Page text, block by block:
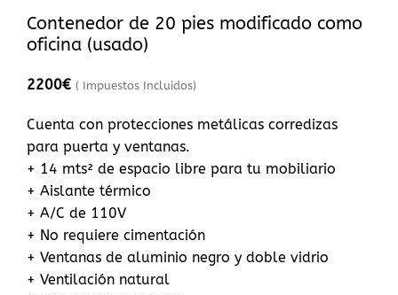
Contenedor de 20 pies modificado como
oficina (usado)
2200€ ( Impuestos Incluidos)
Cuenta con protecciones metálicas corredizas
para puerta y ventanas.
+ 14 mts² de espacio libre para tu mobiliario
+ Aislante térmico
+ A/C de 110V
+ No requiere cimentación
+ Ventanas de aluminio negro y doble vidrio
+ Ventilación natural